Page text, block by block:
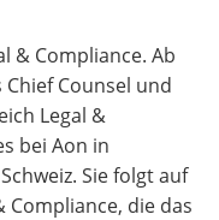
& Compliance. Ab
Counsel und
Legal &
bei Aon in
Sie folgt auf
Compliance, die das